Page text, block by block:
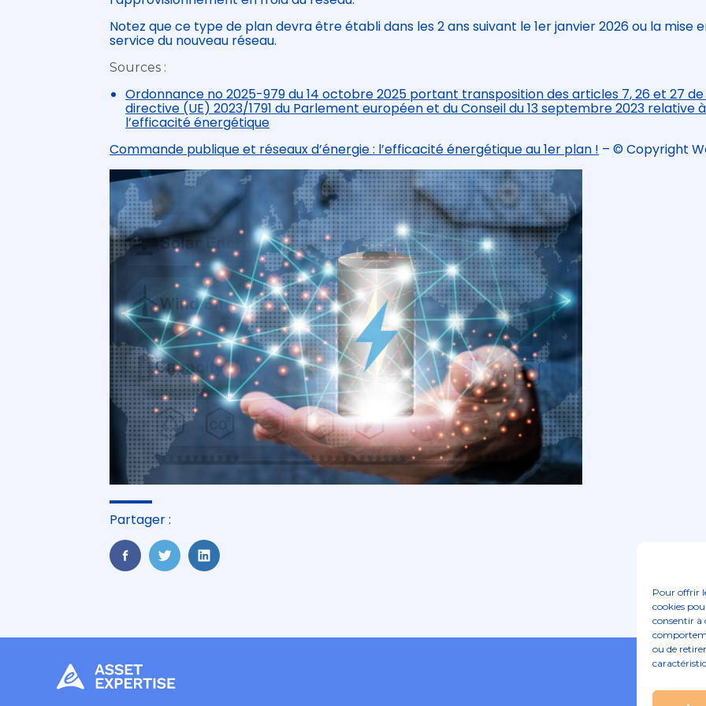
Pour offrir
cookies
consentir à
ou de
Notez que ce type de plan devra être établi dans les 2 ans suivant le 1er janvier 2026 ou la mise
service du nouveau réseau.
Sources :
Ordonnance no 2025-979 du 14 octobre 2025 portant transposition des articles 7, 26 et 27
directive (UE) 2023/1791 du Parlement européen et du Conseil du 13 septembre 2023 relative à
l’efficacité énergétique
Commande publique et réseaux d’énergie : l’efficacité énergétique au 1er plan ! – © Copyright
Partager :
FaceBook
TwitterLinkedIn